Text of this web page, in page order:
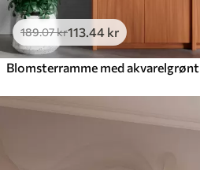
189.07kr113 .44 kr
Blomsterramme med akvarelgrønt